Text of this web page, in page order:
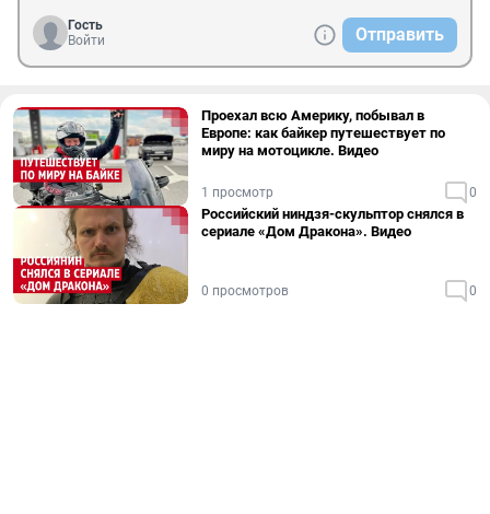
Гость
Войти
Отправить
Проехал всю Америку, побывал в
Европе: как байкер путешествует по
миру на мотоцикле. Видео
1 просмотр 0
Российский ниндзя-скульптор снялся в
сериале «Дом Дракона». Видео
0 просмотров 0